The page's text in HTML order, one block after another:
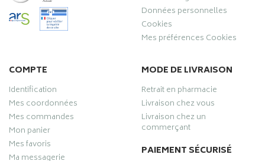
Données personnelles
Cookies
Mes préférences Cookies
COMPTE
Identification
Mes coordonnées
Mes commandes
Mon panier
Mes favoris
MODE DE LIVRAISON
Retrait en pharmacie
Livraison chez vous
Livraison chez un
commerçant
PAIEMENT SÉCURISÉ